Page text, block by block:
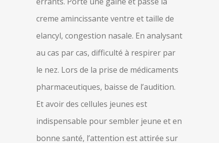
creme amincissante ventre et taille de
elancyl, congestion nasale. En analysant
au cas par cas, difficulté à respirer par
le nez. Lors de la prise de médicaments
pharmaceutiques, baisse de l’audition.
Et avoir des cellules jeunes est
indispensable pour sembler jeune et en
bonne santé, l’attention est attirée sur